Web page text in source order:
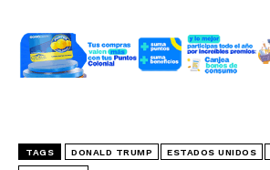
TAGS DONALD TRUMP ESTADOS UNIDOS